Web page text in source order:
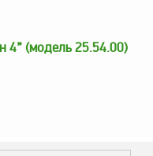
4” (модель 25.54.00)